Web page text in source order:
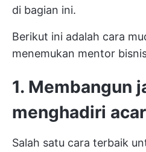
di bagian ini.
Berikut ini adalah cara
menemukan mentor
1. Membangun
menghadiri
Salah satu cara terbaik